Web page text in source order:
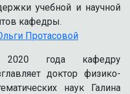
учебной и научной
кафедры.
Протасовой
года кафедру
доктор физико-
наук Галина